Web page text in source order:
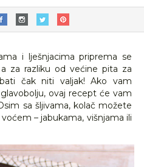
i lješnjacima priprema se
za razliku od većine pita za
čak niti valjak! Ako vam
ovaj recept će vam
sa šljivama, kolač možete
– jabukama, višnjama ili